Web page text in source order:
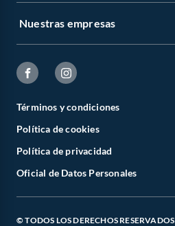
Nuestras empresas
Términos y condiciones
Política de cookies
Política de privacidad
Oficial de Datos Personales
© TODOS LOS DERECHOS RESERVADOS